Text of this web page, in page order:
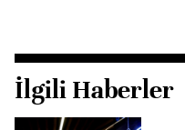
İlgili Haberler